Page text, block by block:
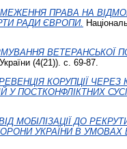
ПРАВА НА
РАДИ ЄВРОПИ.
ВЕТЕРАНСЬКОЇ
(4(21)). с. 69-87.
КОРУПЦІЇ ЧЕРЕЗ
У ПОСТКОНФЛІКТНИХ
МОБІЛІЗАЦІЇ ДО
УКРАЇНИ В УМОВАХ